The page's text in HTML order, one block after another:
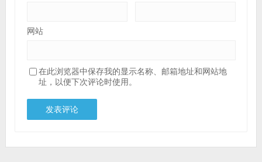
网站
在此浏览器中保存我的显示名称、邮箱地址和网站地
址，以便下次评论时使用。